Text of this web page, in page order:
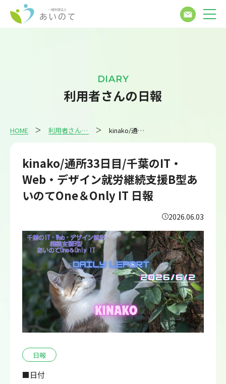
DIARY
利用者さんの日報
HOME 利用者さんの日報 kinako/通所33日目/千葉のIT・Web・デザイン就労継続支援B型あいのてOne＆Only IT 日報
kinako/通所33日目/千葉のIT・
Web・デザイン就労継続支援B型あ
いのてOne＆Only IT 日報
2026.06.03
日報
■日付